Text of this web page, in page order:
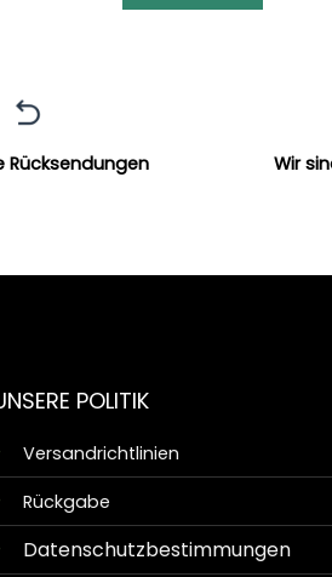
Rücksendungen Wir
POLITIK
Versandrichtlinien
Rückgabe
Datenschutzbestimmungen